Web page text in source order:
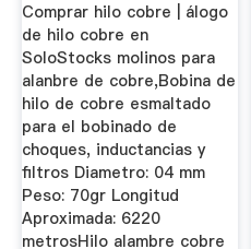
Comprar hilo cobre | álogo
de hilo cobre en
SoloStocks molinos para
alanbre de cobre,Bobina de
hilo de cobre esmaltado
para el bobinado de
choques, inductancias y
filtros Diametro: 04 mm
Peso: 70gr Longitud
Aproximada: 6220
metrosHilo alambre cobre